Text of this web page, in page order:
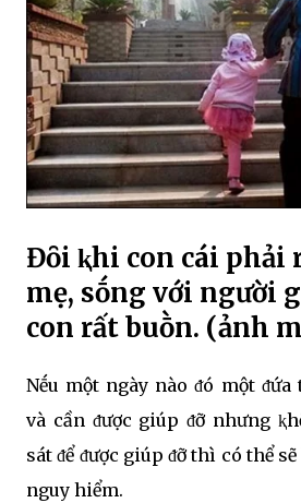
Đȏi ⱪhi con cái phải
mẹ, sṓng với người
con rất buṑn. (ảnh
Nḗu một ngày nào ᵭó một
và cần ᵭược giúp ᵭỡ nhưng
sát ᵭể ᵭược giúp ᵭỡ thì có thể
nguy hiểm.